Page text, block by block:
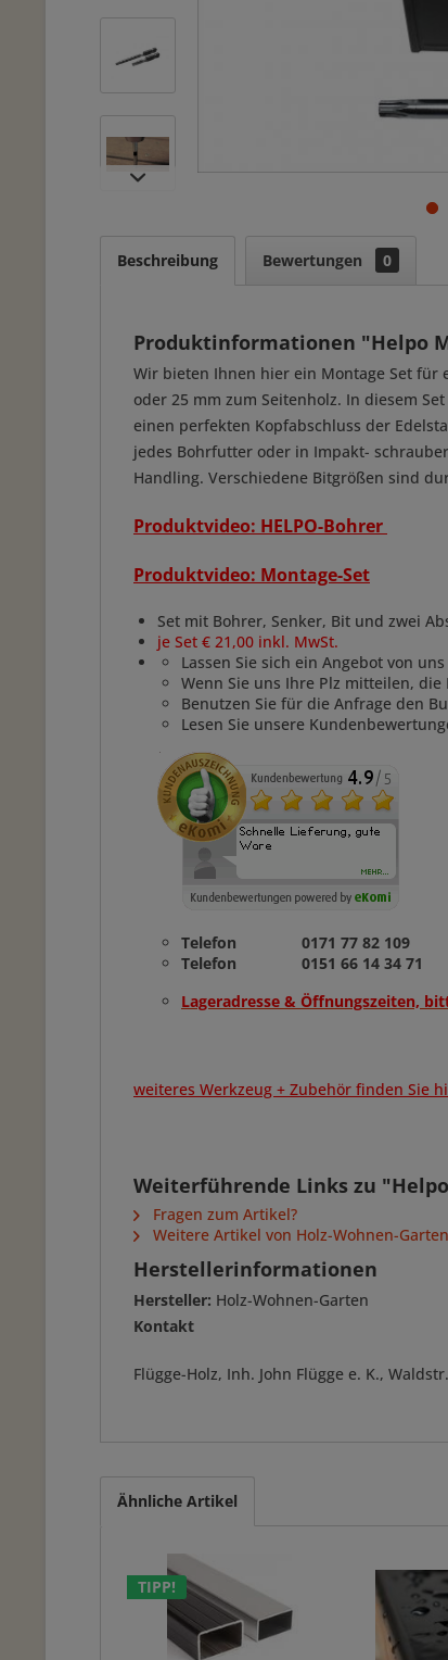
Beschreibung Bewertungen 0
Produktinformationen "Helpo
Wir bieten Ihnen hier ein Montage Set für
oder 25 mm zum Seitenholz. In diesem
einen perfekten Kopfabschluss der
jedes Bohrfutter oder in Impakt-
Handling. Verschiedene Bitgrößen sind
Produktvideo: HELPO-Bohrer
Produktvideo: Montage-Set
Set mit Bohrer, Senker, Bit und zwei
je Set € 21,00 inkl. MwSt.
Lassen Sie sich ein Angebot von
Wenn Sie uns Ihre Plz mitteilen,
Benutzen Sie für die Anfrage den
Lesen Sie unsere
Telefon 0171 77 82 109
Telefon 0151 66 14 34 71
Lageradresse & Öffnungszeiten,
weiteres Werkzeug + Zubehör finden Sie
Weiterführende Links zu
Fragen zum Artikel?
Weitere Artikel von Holz-Wohnen-Garten
Herstellerinformationen
Hersteller: Holz-Wohnen-Garten
Kontakt
Flügge-Holz, Inh. John Flügge e. K.,
Ähnliche Artikel
TIPP!